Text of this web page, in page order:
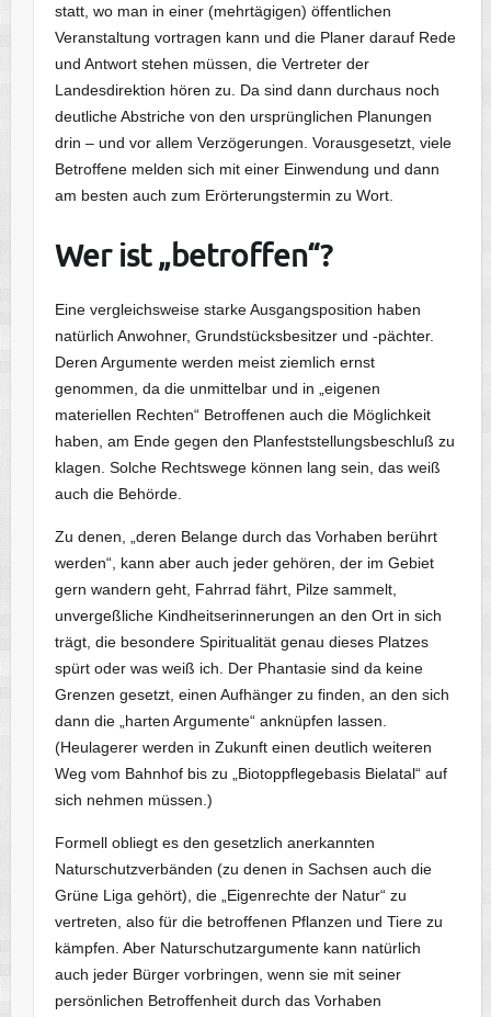
statt, wo man in einer (mehrtägigen) öffentlichen
Veranstaltung vortragen kann und die Planer darauf Rede
und Antwort stehen müssen, die Vertreter der
Landesdirektion hören zu. Da sind dann durchaus noch
deutliche Abstriche von den ursprünglichen Planungen
drin – und vor allem Verzögerungen. Vorausgesetzt, viele
Betroffene melden sich mit einer Einwendung und dann
am besten auch zum Erörterungstermin zu Wort.
Wer ist „betroffen“?
Eine vergleichsweise starke Ausgangsposition haben
natürlich Anwohner, Grundstücksbesitzer und -pächter.
Deren Argumente werden meist ziemlich ernst
genommen, da die unmittelbar und in „eigenen
materiellen Rechten“ Betroffenen auch die Möglichkeit
haben, am Ende gegen den Planfeststellungsbeschluß zu
klagen. Solche Rechtswege können lang sein, das weiß
auch die Behörde.
Zu denen, „deren Belange durch das Vorhaben berührt
werden“, kann aber auch jeder gehören, der im Gebiet
gern wandern geht, Fahrrad fährt, Pilze sammelt,
unvergeßliche Kindheitserinnerungen an den Ort in sich
trägt, die besondere Spiritualität genau dieses Platzes
spürt oder was weiß ich. Der Phantasie sind da keine
Grenzen gesetzt, einen Aufhänger zu finden, an den sich
dann die „harten Argumente“ anknüpfen lassen.
(Heulagerer werden in Zukunft einen deutlich weiteren
Weg vom Bahnhof bis zu „Biotoppflegebasis Bielatal“ auf
sich nehmen müssen.)
Formell obliegt es den gesetzlich anerkannten
Naturschutzverbänden (zu denen in Sachsen auch die
Grüne Liga gehört), die „Eigenrechte der Natur“ zu
vertreten, also für die betroffenen Pflanzen und Tiere zu
kämpfen. Aber Naturschutzargumente kann natürlich
auch jeder Bürger vorbringen, wenn sie mit seiner
persönlichen Betroffenheit durch das Vorhaben